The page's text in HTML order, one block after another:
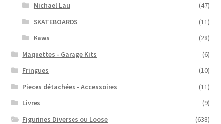
Michael Lau
(47)
SKATEBOARDS
(11)
Kaws
(28)
Maquettes - Garage Kits
(6)
Fringues
(10)
Pieces détachées - Accessoires
(11)
Livres
(9)
Figurines Diverses ou Loose
(638)